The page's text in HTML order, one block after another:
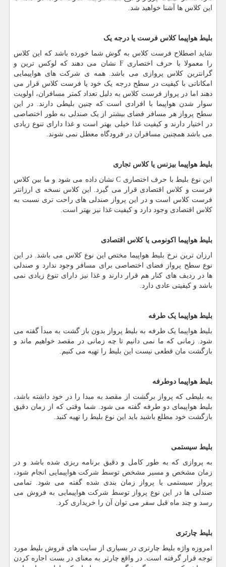
این کلاس ها آشنا خواهید شد.
بلیط هواپیما کلاس فرست یا درجه یک
شاید اصطلاح فرست کلاس به گوش شما خورده باشد که این کلاس
را معمولا با حرف اختصاریF نشان می دهند که لوکس ترین و
گرانترین کلاس پروازی می باشد. همه ی شرکت های هواپیمایی
امکاناتی با کیفیت در سطح درجه یک خود یا فرست کلاس قرار می
دهند اما در پرواز فرست کلاس به دلیل تعداد کمتر مسافران، اولویت
سوار شدن هواپیما با افرادی است که چنین بلیطی دارند. در این
سطح پرواز هر مسافر فضای بیشتر از یک صندلی به طور اختصاصی
در اختیار دارند و کیفیت غذا خیلی بهتر است و غذا دارای تنوع زیادی
می باشد همچنین مسافران در فرودگاه معطل نمی شوند.
بلیط هواپیما بیزنس یا کلاس تجاری
این نوع بلیط با حرف اختصاری Cنشان داده می شود و ما بین کلاس
فرست و کلاس اقتصادی قرار می گیرد. این کلاس نسخه ی ارزانتر
فرست کلاس است و در این پرواز صندلی های راحت تری نسبت به
کلاس اقتصادی وجود دارد و کیفیت غذا نیز بهتر است.
بلیط هواپیما اکونومی یا کلاس اقتصادی
ارزان ترین نرخ بلیط هواپیما مختص این نوع کلاس می باشد. در این
نوع سطح پرواز فضای اختصاصی برای مسافر وجود ندارد و صندلی
ها در ردیف های کنار هم قرار دارند و غذا نیز دارای تنوع زیادی نمی
باشد و کیفیتی عادی دارد.
بلیط هواپیما یک طرفه
بلیط هواپیما یک طرفه به بلیط پرواز بدون باز گشت به مبدأ گفته می
شود. زمانی که ما نمی دانیم تا چه زمانی در مقصد خواهیم ماند و
بازگشت مان قطعی نیست این بلیط را تهیه می کنیم.
بلیط هواپیما دوطرفه
به بلیطی که پرواز برگشت از مقصد به مبدا را در خود داشته باشد،
بلیط هواپیمای دو طرفه گفته می شود. شما وقتی که از زمان دقیق
بازگشت خود مطلع باشید باید این نوع بلیط را تهیه کنید.
بلیط سیستمی
به پروازی که به طور کامل و دقیق برنامه ریزی شده باشد و در
زمان مشخص و مسیر مشخص توسط شرکت هواپیمایی انجام شود،
پرواز سیستمی یا پرواز زمان بندی شده گفته می شود. تمامی
صندلی ها در این نوع پرواز توسط شرکت هواپیمایی به فروش می
رسد و چند ماه قبل سفر می توان آن را خریداری کرد.
بلیط چارتری
امروزه واژه بلیط چارتری در بسیاری از سایت های فروش بلیط مورد
توجه قرار گرفته است. در واقع چارتر به معنای در بست اجاره کردن